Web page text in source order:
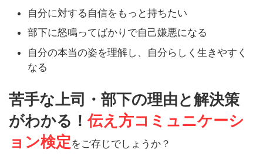
自分に対する自信をもっと持ちたい
部下に怒鳴ってばかりで自己嫌悪になる
自分の本当の姿を理解し、自分らしく生きやすく
なる
苦手な上司・部下の理由と解決策
がわかる！伝え方コミュニケーシ
ョン検定をご存じでしょうか？